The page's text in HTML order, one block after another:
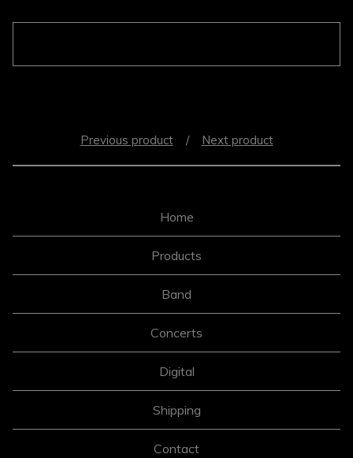
Previous product Next product
Home
Products
Band
Concerts
Digital
Shipping
Contact